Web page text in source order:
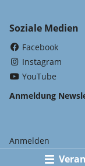
Soziale Medien
Facebook
Instagram
YouTube
Anmeldung
Anmelden